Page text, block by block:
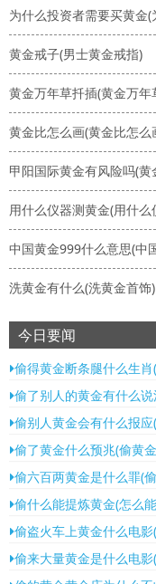
为什么投资者需要买黄金
黄金戒子(男士黄金戒指)
黄金万年草扦插(黄金万
黄金比怎么画(黄金比怎么
甲阳国际黄金有风险吗(黄
用什么仪器测黄金(用什
中国黄金999什么意思(中
洗黄金有什么(洗黄金首饰)
今日要闻
偷得黄金断条腿什么生
偷了别人的黄金有什么
偷别人黄金会有什么报
偷了黄金什么预兆(偷黄
偷六百两黄金是什么罪(
偷什么能提炼黄金(怎么
偷盗火车上黄金什么电
偷来大量黄金是什么电